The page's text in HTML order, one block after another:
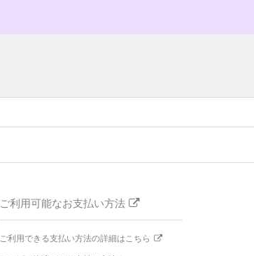
ご利用可能なお支払い方法
ご利用できる支払い方法の詳細はこちら